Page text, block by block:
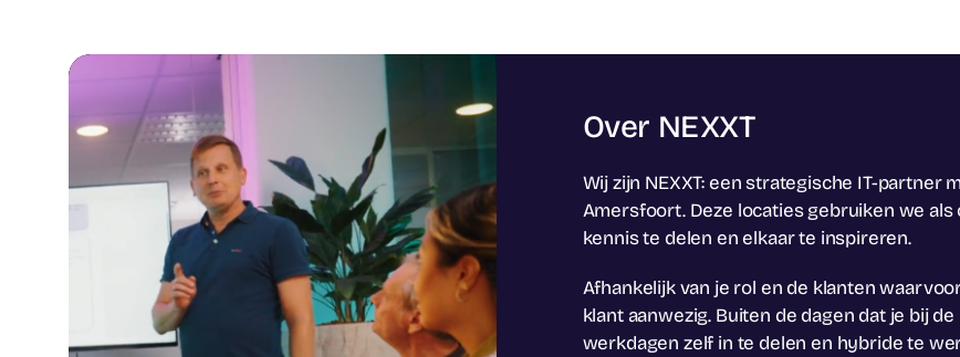
Over NEXXT
Wij zijn NEXXT: een strategische IT-partner
Amersfoort. Deze locaties gebruiken we
kennis te delen en elkaar te inspireren.
Afhankelijk van je rol en de klanten
klant aanwezig. Buiten de dagen dat je bij
werkdagen zelf in te delen en hybride te